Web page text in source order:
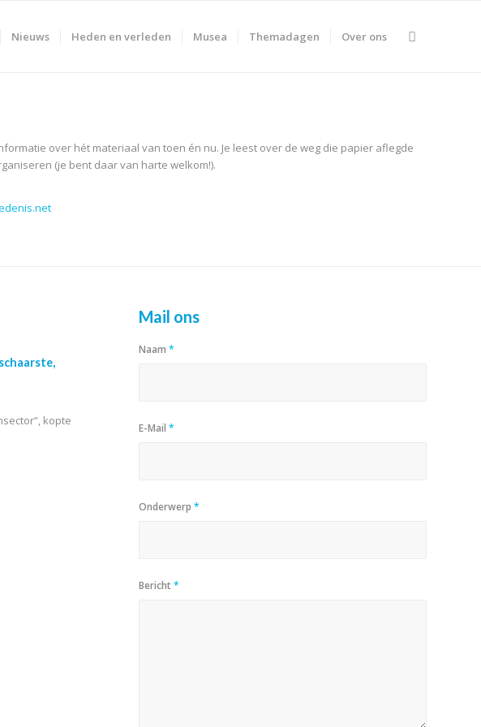
Nieuws Heden en verleden Musea Themadagen Over ons
over hét materiaal van toen én nu. Je leest over de weg die papier aflegde
(je bent daar van harte welkom!).
kopte
Mail ons
Naam*
E-Mail*
Onderwerp*
Bericht*